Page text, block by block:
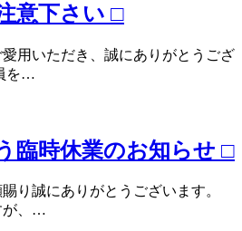
意下さい □
用いただき、誠にありがとうござ
を…
臨時休業のお知らせ □
り誠にありがとうございます。
が、…